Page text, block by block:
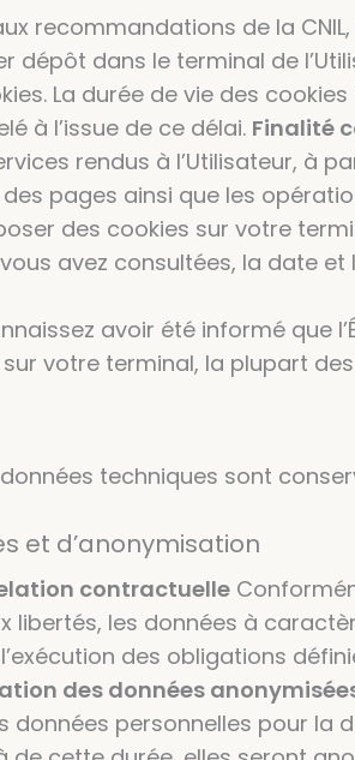
recommandations de la
dépôt dans le terminal de
La durée de vie des
à l’issue de ce délai. Finalité
rendus à l’Utilisateur, à
pages ainsi que les
des cookies sur votre
avez consultées, la date et
avoir été informé que
votre terminal, la plupart
données techniques sont
et d’anonymisation
contractuelle
libertés, les données à
des obligations
des données
données personnelles pour